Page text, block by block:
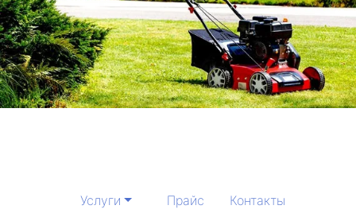
Услуги Прайс Контакты